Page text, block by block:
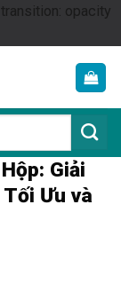
opacity
Giải
Ưu và